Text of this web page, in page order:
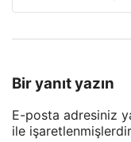
Bir yanıt yazın
E-posta adresiniz
ile işaretlenmişlerdir